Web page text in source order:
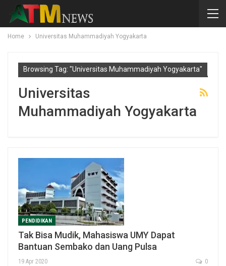
Home Universitas Muhammadiyah Yogyakarta
Browsing Tag: "Universitas Muhammadiyah Yogyakarta"
Universitas
Muhammadiyah Yogyakarta
PENDIDIKAN
Tak Bisa Mudik, Mahasiswa UMY Dapat
Bantuan Sembako dan Uang Pulsa
19 Apr 2020 0